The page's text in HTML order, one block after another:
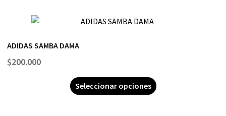
ADIDAS SAMBA DAMA
$200.000
Seleccionar opciones